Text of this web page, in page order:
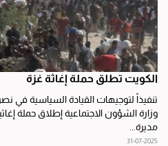
الكويت تطلق حملة إغاثة غزة
تنفيذاً لتوجيهات القيادة السياسية في
وزارة الشؤون الاجتماعية إطلاق حملة
مديرة...
31-07-2025